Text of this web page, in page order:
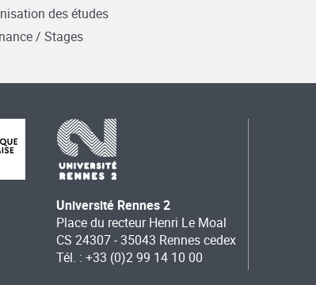
des études
/ Stages
Université Rennes 2
Place du recteur Henri Le Moal
CS 24307 - 35043 Rennes cedex
Tél. : +33 (0)2 99 14 10 00